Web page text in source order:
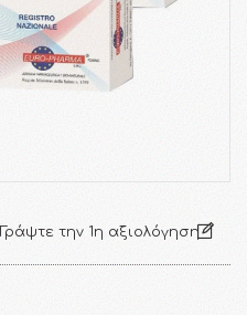
Γράψτε την 1η αξιολόγηση